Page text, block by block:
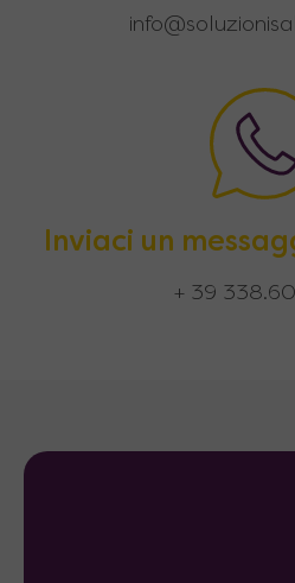
Inviaci un
+ 39